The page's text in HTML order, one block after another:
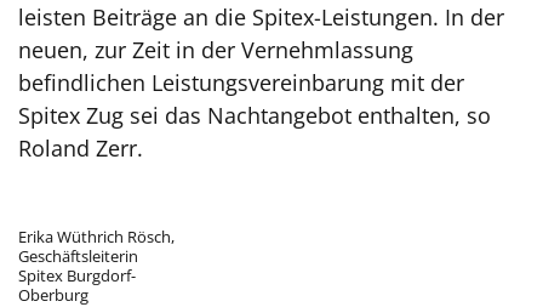
leisten Beiträge an die Spitex-Leistungen. In der
neuen, zur Zeit in der Vernehmlassung
befindlichen Leistungsvereinbarung mit der
Spitex Zug sei das Nachtangebot enthalten, so
Roland Zerr.
Erika Wüthrich Rösch,
Geschäftsleiterin
Spitex Burgdorf-
Oberburg